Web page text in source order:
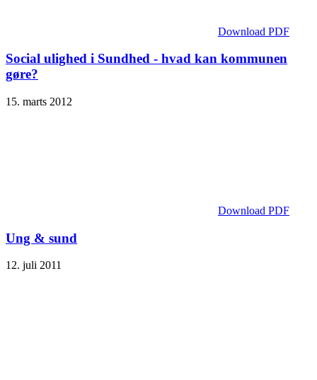
Download PDF
Social ulighed i Sundhed - hvad kan kommunen
gøre?
15. marts 2012
Download PDF
Ung & sund
12. juli 2011